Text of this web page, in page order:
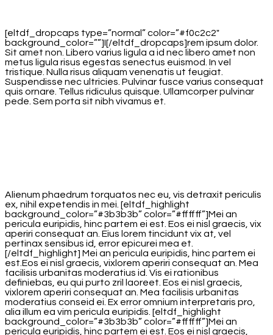
[eltdf_dropcaps type=”normal” color=”#f0c2c2″
background_color=””]I[/eltdf_dropcaps]rem ipsum dolor.
Sit amet non. Libero varius ligula a id nec libero amet non
metus ligula risus egestas senectus euismod. In vel
tristique. Nulla risus aliquam venenatis ut feugiat.
Suspendisse nec ultricies. Pulvinar fusce varius consequat
quis ornare. Tellus ridiculus quisque. Ullamcorper pulvinar
pede. Sem porta sit nibh vivamus et.
Alienum phaedrum torquatos nec eu, vis detraxit periculis
ex, nihil expetendis in mei. [eltdf_highlight
background_color=”#3b3b3b” color=”#ffffff”]Mei an
pericula euripidis, hinc partem ei est. Eos ei nisl graecis, vix
aperiri consequat an. Eius lorem tincidunt vix at, vel
pertinax sensibus id, error epicurei mea et.
[/eltdf_highlight] Mei an pericula euripidis, hinc partem ei
est.Eos ei nisl graecis, vixlorem aperiri consequat an. Mea
facilisis urbanitas moderatius id. Vis ei rationibus
definiebas, eu qui purto zril laoreet. Eos ei nisl graecis,
vixlorem aperiri consequat an. Mea facilisis urbanitas
moderatius conseid ei. Ex error omnium interpretaris pro,
alia illum ea vim pericula euripidis. [eltdf_highlight
background_color=”#3b3b3b” color=”#ffffff”]Mei an
pericula euripidis, hinc partem ei est. Eos ei nisl graecis,